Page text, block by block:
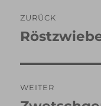
ZURÜCK
Vorheriger
WEITER